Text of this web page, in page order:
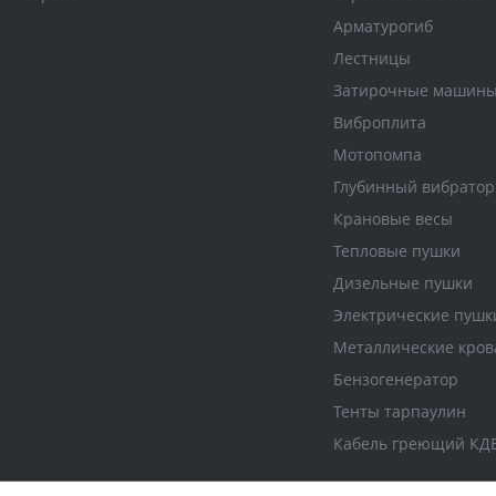
Арматурогиб
Лестницы
Затирочные машины
Виброплита
Мотопомпа
Глубинный вибратор
Крановые весы
Тепловые пушки
Дизельные пушки
Электрические
Металлические
Бензогенератор
Тенты тарпаулин
Кабель греющий